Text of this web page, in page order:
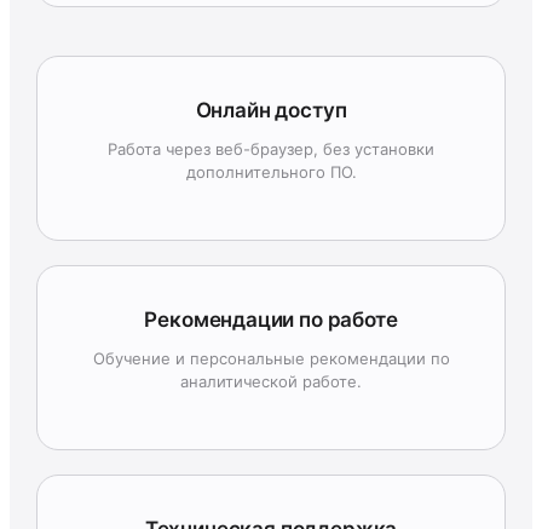
Онлайн доступ
Работа через веб-браузер, без установки
дополнительного ПО.
Рекомендации по работе
Обучение и персональные рекомендации по
аналитической работе.